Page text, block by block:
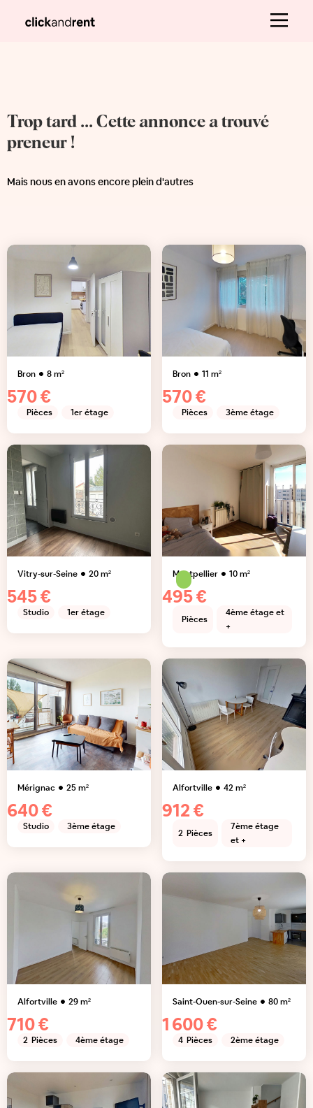
Trop tard ... Cette annonce a trouvé
preneur !
Mais nous en avons encore plein d'autres
Bron 8m²
570 €
Pièces 1er étage
Bron 11 m²
570 €
Pièces 3ème étage
Vitry-sur-Seine 20m²
545 €
Studio 1er étage
Montpellier 10m²
495 €
Pièces
4ème étage et
+
Mérignac 25m²
640 €
Studio 3ème étage
Alfortville 42m²
912 €
2 Pièces
7ème étage
et +
Alfortville 29m²
710 €
2 Pièces 4ème étage
Saint-Ouen-sur-Seine 80m²
1 600 €
4 Pièces 2ème étage